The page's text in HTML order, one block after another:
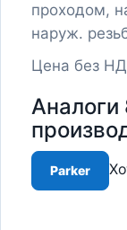
проходом,
наруж.
Цена без
Parker